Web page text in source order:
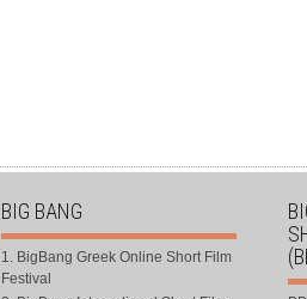
BIG BANG
1. BigBang Greek Online Short Film
Festival